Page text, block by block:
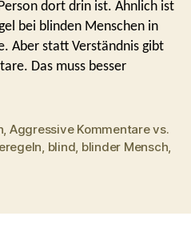
dort drin ist. Ähnlich ist
bei blinden Menschen in
Aber statt Verständnis gibt
Das muss besser
, Aggressive Kommentare vs.
, blind, blinder Mensch,